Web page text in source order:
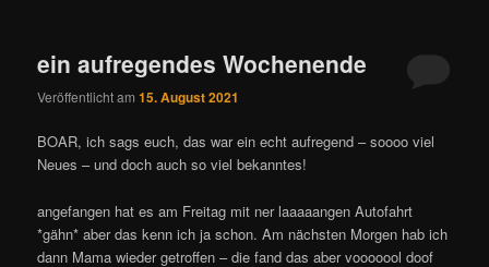
ein aufregendes Wochenende
Veröffentlicht am15. August 2021
BOAR, ich sags euch, das war ein echt aufregend – soooo viel
Neues – und doch auch so viel bekanntes!
angefangen hat es am Freitag mit ner laaaaangen Autofahrt
*gähn* aber das kenn ich ja schon. Am nächsten Morgen hab ich
dann Mama wieder getroffen – die fand das aber vooooool doof